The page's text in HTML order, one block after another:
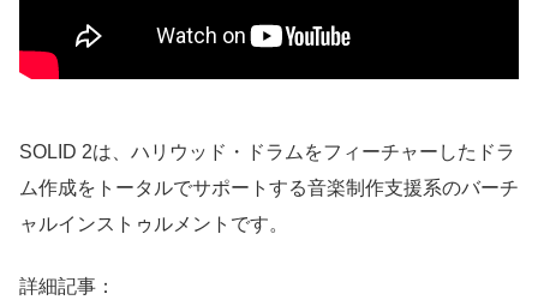
SOLID 2は、ハリウッド・ドラムをフィーチャーしたドラ
ム作成をトータルでサポートする音楽制作支援系のバーチ
ャルインストゥルメントです。
詳細記事：